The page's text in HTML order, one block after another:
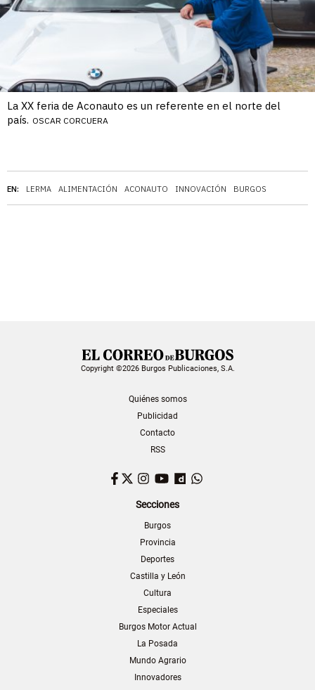
EN: LERMA ALIMENTACIÓN ACONAUTO INNOVACIÓN BURGOS
La XX feria de Aconauto es un referente en el norte del
país. OSCAR CORCUERA
Copyright ©2026 Burgos Publicaciones, S.A.
Quiénes somos
Publicidad
Contacto
RSS
Facebook
TwitterInstagram
YouTubeDailymotion
Secciones
Burgos
Provincia
Deportes
Castilla y León
Cultura
Especiales
Burgos Motor Actual
La Posada
Mundo Agrario
Innovadores